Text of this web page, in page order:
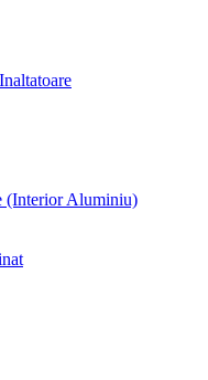
(Interior Aluminiu)